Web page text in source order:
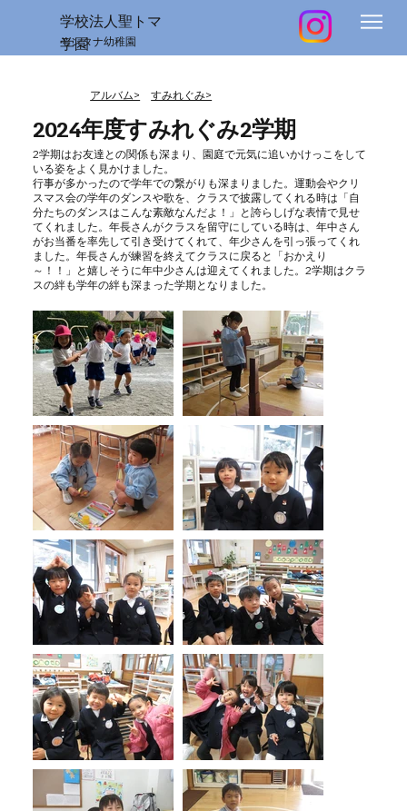
学校法人聖トマ
学園
モンタナ幼稚園
アルバム> すみれぐみ>
2024年度すみれぐみ2学期
2学期はお友達との関係も深まり、園庭で元気に追いかけっこをして
いる姿をよく見かけました。
行事が多かったので学年での繋がりも深まりました。運動会やクリ
スマス会の学年のダンスや歌を、クラスで披露してくれる時は「自
分たちのダンスはこんな素敵なんだよ！」と誇らしげな表情で見せ
てくれました。年長さんがクラスを留守にしている時は、年中さん
がお当番を率先して引き受けてくれて、年少さんを引っ張ってくれ
ました。年長さんが練習を終えてクラスに戻ると「おかえり
～！！」と嬉しそうに年中少さんは迎えてくれました。2学期はクラ
スの絆も学年の絆も深まった学期となりました。